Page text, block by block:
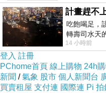
吃飽喝足，
轉壽司水
14 小時前
登入 註冊
PChome首頁 線上購物 24h
新聞 /氣象 股市 個人新聞台
買賣租屋 支付連 國際連 Pi 拍